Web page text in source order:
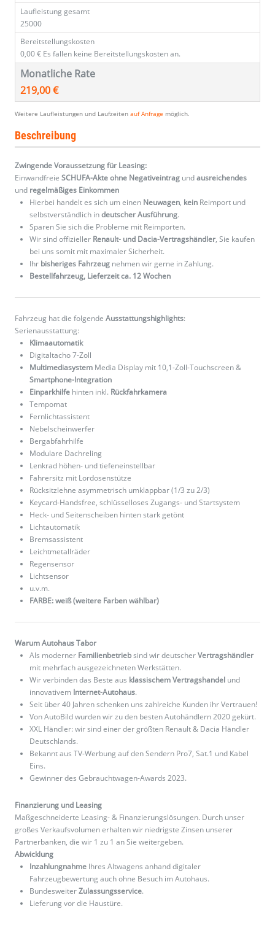
Laufleistung gesamt
25000
Bereitstellungskosten
0,00 € Es fallen keine Bereitstellungskosten an.
Monatliche Rate
219,00 €
Weitere Laufleistungen und Laufzeiten auf Anfrage möglich.
Beschreibung
Zwingende Voraussetzung für Leasing:
Einwandfreie SCHUFA-Akte ohne Negativeintrag undausreichendes
und regelmäßiges Einkommen
Hierbei handelt es sich um einen Neuwagen, kein Reimport und
selbstverständlich indeutscher Ausführung.
Sparen Sie sich die Probleme mit Reimporten.
Wir sind offizieller Renault- und Dacia-Vertragshändler, Sie kaufen
bei uns somit mit maximaler Sicherheit.
Ihr bisheriges Fahrzeug nehmen wir gerne in Zahlung.
Bestellfahrzeug, Lieferzeit ca. 12 Wochen
Fahrzeug hat die folgende Ausstattungshighlights:
Serienausstattung:
Klimaautomatik
Digitaltacho 7-Zoll
Multimediasystem Media Display mit 10,1-Zoll-Touchscreen &
Smartphone-Integration
Einparkhilfe hinten inkl. Rückfahrkamera
Tempomat
Fernlichtassistent
Nebelscheinwerfer
Bergabfahrhilfe
Modulare Dachreling
Lenkrad höhen- und tiefeneinstellbar
Fahrersitz mit Lordosenstütze
Rücksitzlehne asymmetrisch umklappbar (1/3 zu 2/3)
Keycard-Handsfree, schlüsselloses Zugangs- und Startsystem
Heck- und Seitenscheiben hinten stark getönt
Lichtautomatik
Bremsassistent
Leichtmetallräder
Regensensor
Lichtsensor
u.v.m.
FARBE: weiß (weitere Farben wählbar)
Warum Autohaus Tabor
Als moderner Familienbetriebsind wir deutscherVertragshändler
mit mehrfach ausgezeichneten Werkstätten.
Wir verbinden das Beste aus klassischem Vertragshandel und
innovativem Internet-Autohaus.
Seit über 40 Jahren schenken uns zahlreiche Kunden ihr Vertrauen!
Von AutoBild wurden wir zu den besten Autohändlern 2020 gekürt.
XXL Händler: wir sind einer der größten Renault & Dacia Händler
Deutschlands.
Bekannt aus TV-Werbung auf den Sendern Pro7, Sat.1 und Kabel
Eins.
Gewinner des Gebrauchtwagen-Awards 2023.
Finanzierung und Leasing
Maßgeschneiderte Leasing- & Finanzierungslösungen. Durch unser
großes Verkaufsvolumen erhalten wir niedrigste Zinsen unserer
Partnerbanken, die wir 1 zu 1 an Sie weitergeben.
Abwicklung
Inzahlungnahme Ihres Altwagens anhand digitaler
Fahrzeugbewertung auch ohne Besuch im Autohaus.
BundesweiterZulassungsservice.
Lieferung vor die Haustüre.